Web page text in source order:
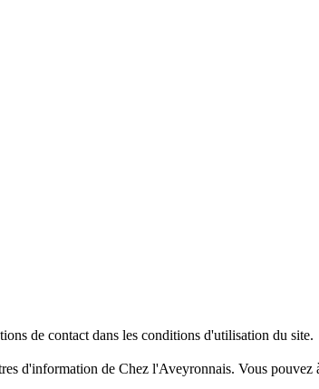
de contact dans les conditions d'utilisation du site.
d'information de Chez l'Aveyronnais. Vous